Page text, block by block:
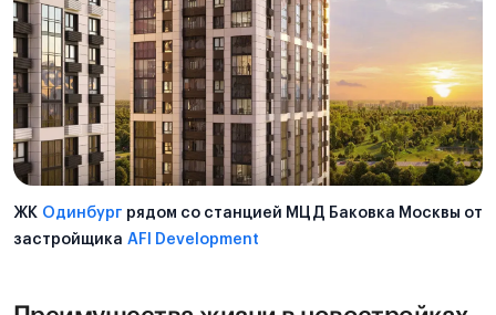
ЖК Одинбург рядом со станцией МЦД Баковка Москвы от
застройщика AFI Development